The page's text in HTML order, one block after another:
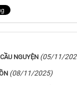
NGUYỆN (05/11/
(08/11/2025)